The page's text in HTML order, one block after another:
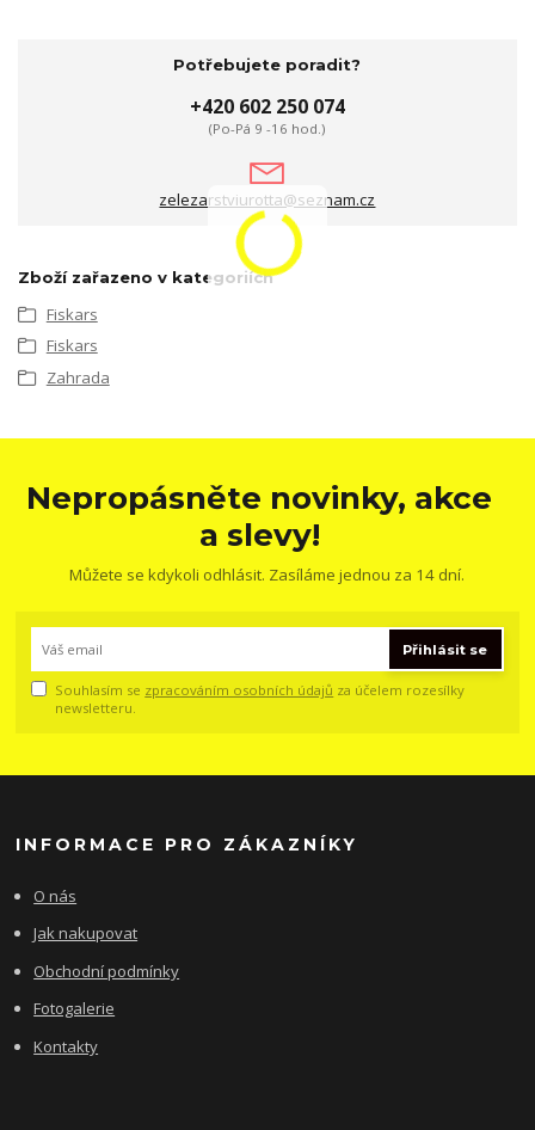
Potřebujete poradit?
+420 602 250 074
(Po-Pá 9 -16 hod.)
zelezarstviurotta@seznam.cz
Zboží zařazeno v kategoriích
Fiskars
Fiskars
Zahrada
Nepropásněte novinky, akce
a slevy!
Můžete se kdykoli odhlásit. Zasíláme jednou za 14 dní.
Přihlásit se
Souhlasím se zpracováním osobních údajů za účelem rozesílky
newsletteru.
INFORMACE PRO ZÁKAZNÍKY
O nás
Jak nakupovat
Obchodní podmínky
Fotogalerie
Kontakty